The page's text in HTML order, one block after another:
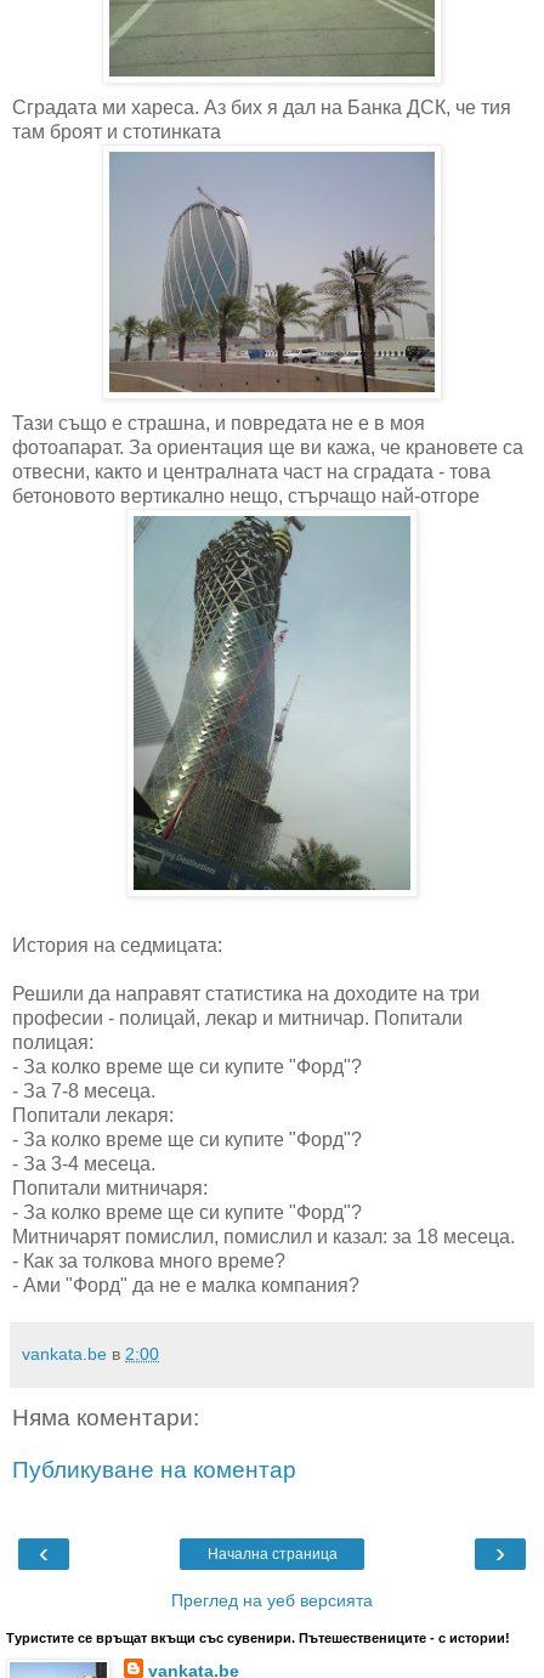
Сградата ми хареса. Аз бих я дал на Банка ДСК, че тия
там броят и стотинката
Тази също е страшна, и повредата не е в моя
фотоапарат. За ориентация ще ви кажа, че крановете са
отвесни, както и централната част на сградата - това
бетоновото вертикално нещо, стърчащо най-отгоре
История на седмицата:
Решили да направят статистика на доходите на три
професии - полицай, лекар и митничар. Попитали
полицая:
- За колко време ще си купите "Форд"?
- За 7-8 месеца.
Попитали лекаря:
- За колко време ще си купите "Форд"?
- За 3-4 месеца.
Попитали митничаря:
- За колко време ще си купите "Форд"?
Митничарят помислил, помислил и казал: за 18 месеца.
- Как за толкова много време?
- Ами "Форд" да не е малка компания?
vankata.be в 2:00
Няма коментари:
Публикуване на коментар
‹ ›
Начална страница
Преглед на уеб версията
Туристите се връщат вкъщи със сувенири. Пътешествениците - с истории!
vankata.be